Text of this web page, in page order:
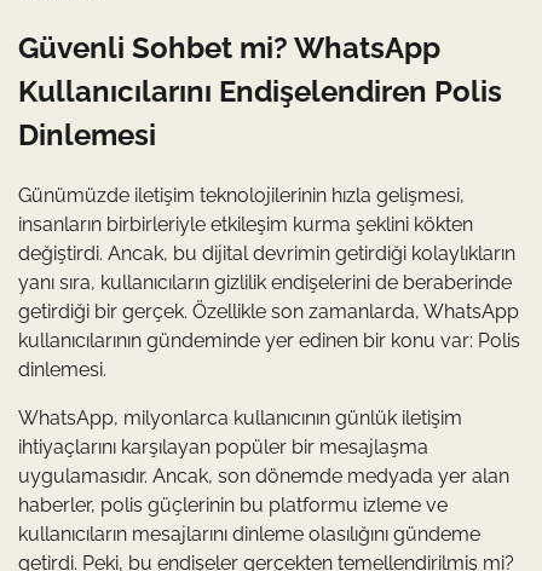
Güvenli Sohbet mi? WhatsApp
Kullanıcılarını Endişelendiren Polis
Dinlemesi
Günümüzde iletişim teknolojilerinin hızla gelişmesi,
insanların birbirleriyle etkileşim kurma şeklini kökten
değiştirdi. Ancak, bu dijital devrimin getirdiği kolaylıkların
yanı sıra, kullanıcıların gizlilik endişelerini de beraberinde
getirdiği bir gerçek. Özellikle son zamanlarda, WhatsApp
kullanıcılarının gündeminde yer edinen bir konu var: Polis
dinlemesi.
WhatsApp, milyonlarca kullanıcının günlük iletişim
ihtiyaçlarını karşılayan popüler bir mesajlaşma
uygulamasıdır. Ancak, son dönemde medyada yer alan
haberler, polis güçlerinin bu platformu izleme ve
kullanıcıların mesajlarını dinleme olasılığını gündeme
getirdi. Peki, bu endişeler gerçekten temellendirilmiş mi?